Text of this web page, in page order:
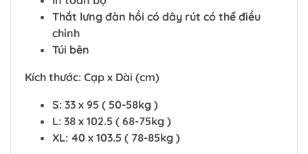
Thắt lưng đàn hồi có dây rút có thể điều
chỉnh
Túi bên
Kích thước: Cạp x Dài (cm)
S: 33 x 95 ( 50-58kg )
L: 38 x 102.5 ( 68-75kg )
XL: 40 x 103.5 ( 78-85kg )